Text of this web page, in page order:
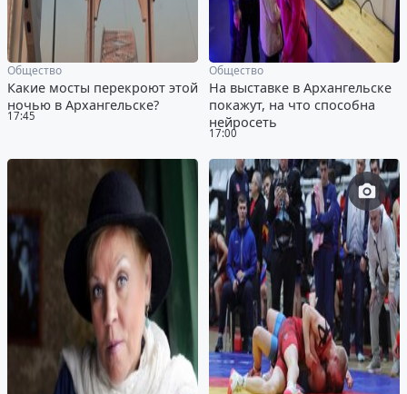
17:45
Общество
Какие мосты перекроют этой
ночью в Архангельске?
17:00
Общество
На выставке в Архангельске
покажут, на что способна
нейросеть